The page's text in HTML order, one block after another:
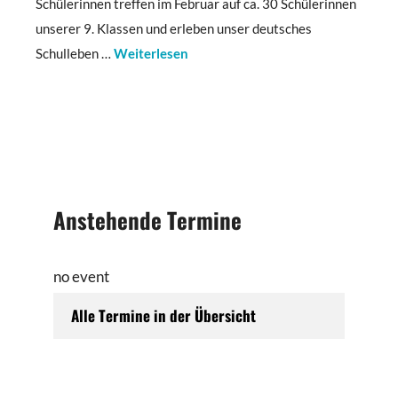
Schülerinnen treffen im Februar auf ca. 30 Schülerinnen
unserer 9. Klassen und erleben unser deutsches
Schulleben … Weiterlesen
Anstehende Termine
no event
Alle Termine in der Übersicht